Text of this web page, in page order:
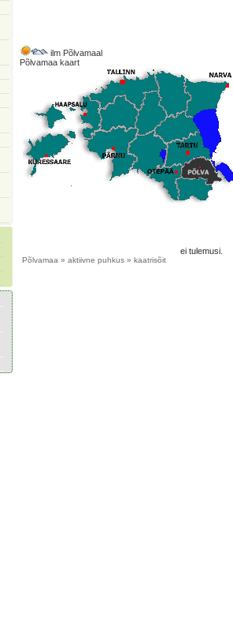
ilm Põlvamaal
Põlvamaa kaart
ei tulemusi.
Põlvamaa » aktiivne puhkus » kaatrisõit